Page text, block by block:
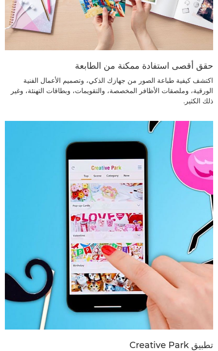
حقق أقصى استفادة ممكنة من الطابعة
اكتشف كيفية طباعة الصور من جهازك الذكي، وتصميم الأعمال الفنية
الورقية، وملصقات الأظافر المخصصة، والتقويمات، وبطاقات التهنئة، وغير
ذلك الكثير.
تطبيق Creative Park